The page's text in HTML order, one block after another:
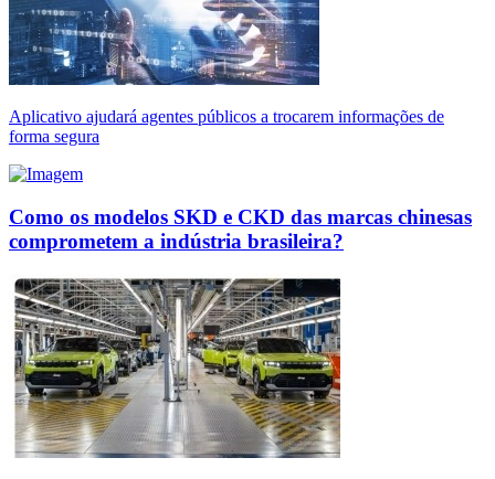
Aplicativo ajudará agentes públicos a trocarem informações de
forma segura
Como os modelos SKD e CKD das marcas chinesas
comprometem a indústria brasileira?